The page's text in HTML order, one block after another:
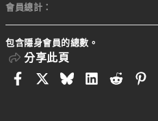
會員總計
包含隱身會員的總數。
分享此頁
FacebookBlueskyLinkedIn
Reddit